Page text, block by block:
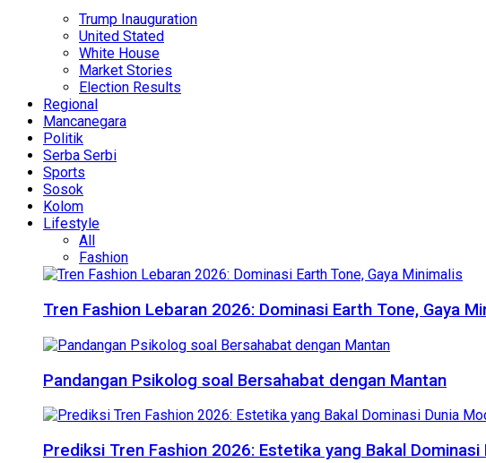
Trump Inauguration
United Stated
White House
Market Stories
Election Results
Regional
Mancanegara
Politik
Serba Serbi
Sports
Sosok
Kolom
Lifestyle
All
Fashion
Tren Fashion Lebaran 2026: Dominasi Earth Tone, Gaya
Pandangan Psikolog soal Bersahabat dengan Mantan
Prediksi Tren Fashion 2026: Estetika yang Bakal Dominasi